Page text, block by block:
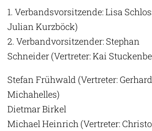
1. Verbandsvorsitzende: Lisa
Julian Kurzböck)
2. Verbandvorsitzender: Stephan
Schneider (Vertreter: Kai
Stefan Frühwald (Vertreter:
Michahelles)
Dietmar Birkel
Michael Heinrich (Vertreter: